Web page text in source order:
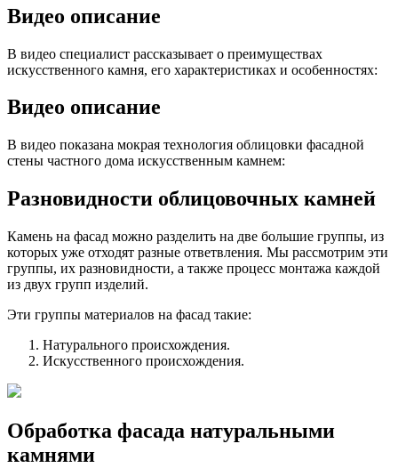
Видео описание
В видео специалист рассказывает о преимуществах
искусственного камня, его характеристиках и особенностях:
Видео описание
В видео показана мокрая технология облицовки фасадной
стены частного дома искусственным камнем:
Разновидности облицовочных камней
Камень на фасад можно разделить на две большие группы, из
которых уже отходят разные ответвления. Мы рассмотрим эти
группы, их разновидности, а также процесс монтажа каждой
из двух групп изделий.
Эти группы материалов на фасад такие:
Натурального происхождения.
Искусственного происхождения.
Обработка фасада натуральными
камнями